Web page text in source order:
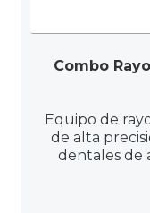
Combo Rayo X Mini Ray con I-
Equipo de
de alta
dentales de